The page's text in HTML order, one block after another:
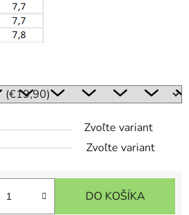
Zvoľte variant
Zvoľte variant
DO KOŠÍKA